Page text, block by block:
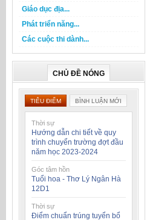
Giáo dục địa...
Phát triển năng...
Các cuộc thi dành...
CHỦ ĐỀ NÓNG
TIÊU ĐIỂM BÌNH LUẬN MỚI
Thời sự
Hướng dẫn chi tiết về quy
trình chuyển trường đợt đầu
năm học 2023-2024
Góc tâm hồn
Tuổi hoa - Thơ Lý Ngân Hà
12D1
Thời sự
Điểm chuẩn trúng tuyển bổ